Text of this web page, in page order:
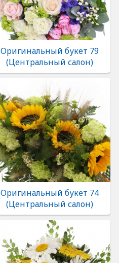
Оригинальный букет 79
(Центральный салон)
Оригинальный букет 74
(Центральный салон)